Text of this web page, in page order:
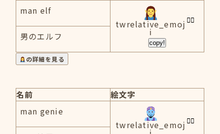
man elf
twrelative_emoj
i
copy!
男のエルフ
の詳細を見る
名前
絵文字
man genie
twrelative_emoj